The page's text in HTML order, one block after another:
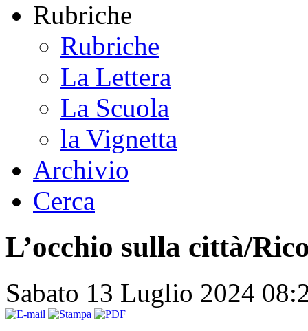
Rubriche
Rubriche
La Lettera
La Scuola
la Vignetta
Archivio
Cerca
L’occhio sulla città/
Sabato 13 Luglio 2024